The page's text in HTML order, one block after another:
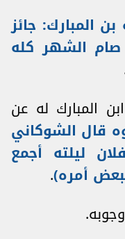
المبارك: جائز
الشهر كله
المبارك له عن
قال الشوكاني
ليلته أجمع
أمره).